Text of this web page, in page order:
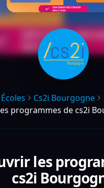
Écoles
Cs2i Bourgogne
programmes de cs2i
les
cs2i